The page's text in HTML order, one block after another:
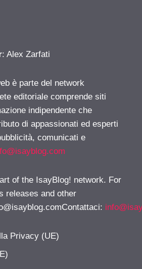
: Alex Zarfati
è parte del network
editoriale comprende siti
indipendente che
di appassionati ed esperti
comunicati e
of the IsayBlog! network. For
releases and other
:
Privacy (UE)